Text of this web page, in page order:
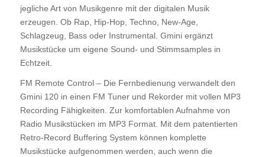
jegliche Art von Musikgenre mit der digitalen Musik
erzeugen. Ob Rap, Hip-Hop, Techno, New-Age,
Schlagzeug, Bass oder Instrumental. Gmini ergänzt
Musikstücke um eigene Sound- und Stimmsamples in
Echtzeit.
FM Remote Control – Die Fernbedienung verwandelt den
Gmini 120 in einen FM Tuner und Rekorder mit vollen MP3
Recording Fähigkeiten. Zur komfortablen Aufnahme von
Radio Musikstücken im MP3 Format. Mit dem patentierten
Retro-Record Buffering System können komplette
Musikstücke aufgenommen werden, auch wenn die